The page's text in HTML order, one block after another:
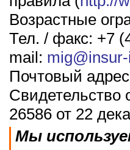
Возрастные
Тел. / факс: +7
mail:
Почтовый
26586 от 22
Мы